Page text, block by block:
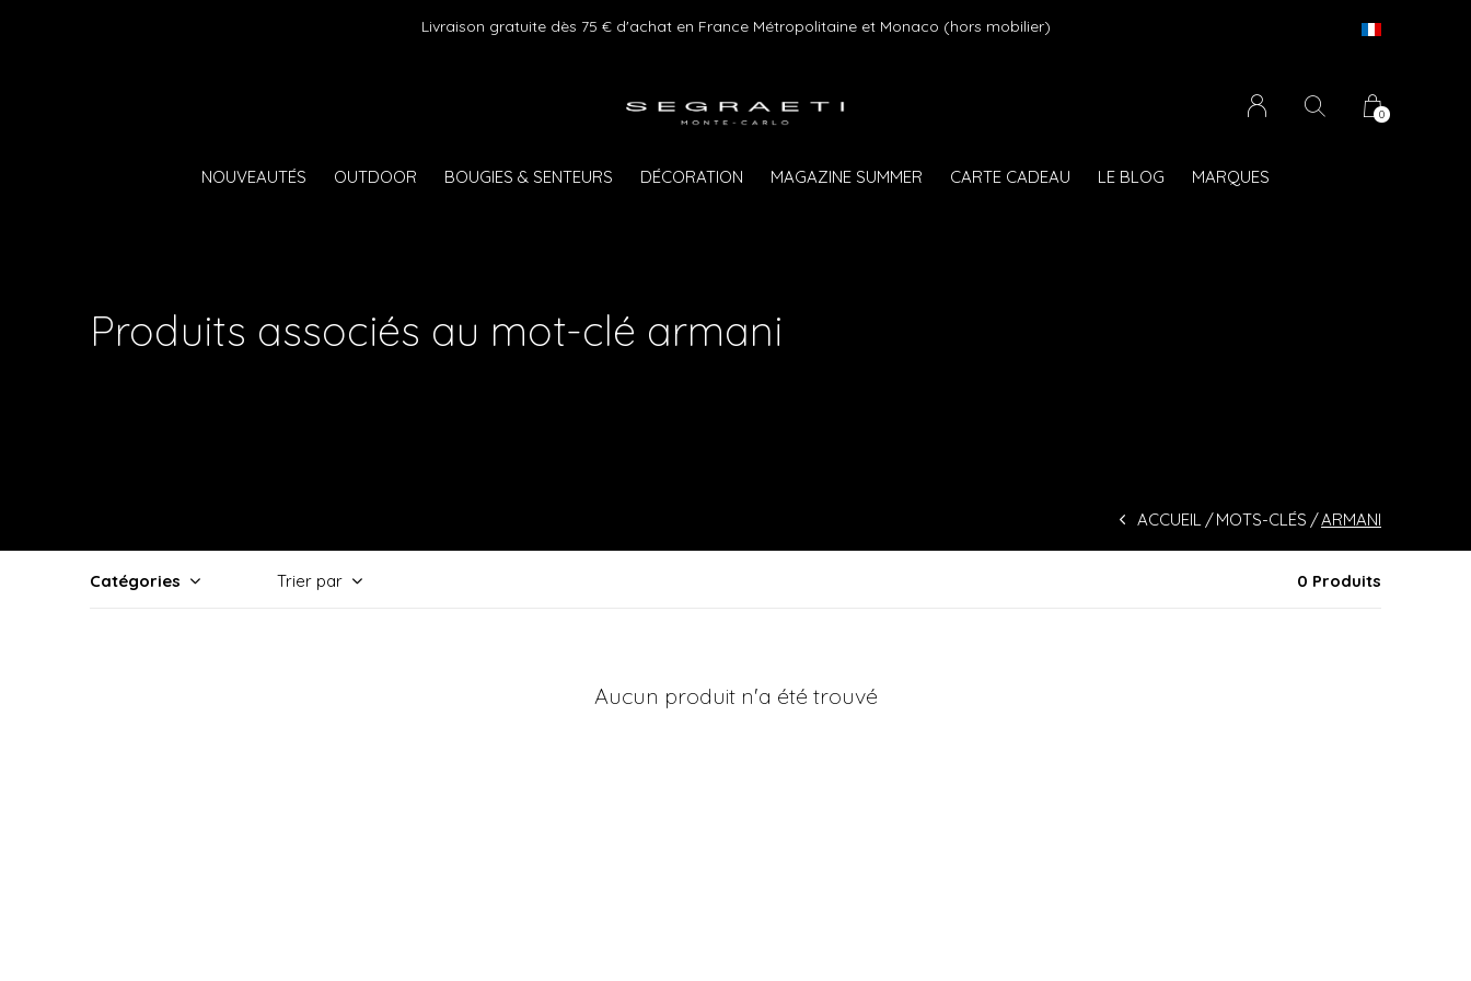
NOUVEAUTÉS OUTDOOR BOUGIES & SENTEURS DÉCORATION MAGAZINE SUMMER CARTE CADEAU LE BLOG MARQUES
0
Livraison gratuite dès 75 € d'achat en France Métropolitaine et Monaco (hors mobilier)
Produits associés au mot-clé armani
ACCUEIL MOTS-CLÉS ARMANI
Catégories Trier par 0 Produits
Aucun produit n'a été trouvé